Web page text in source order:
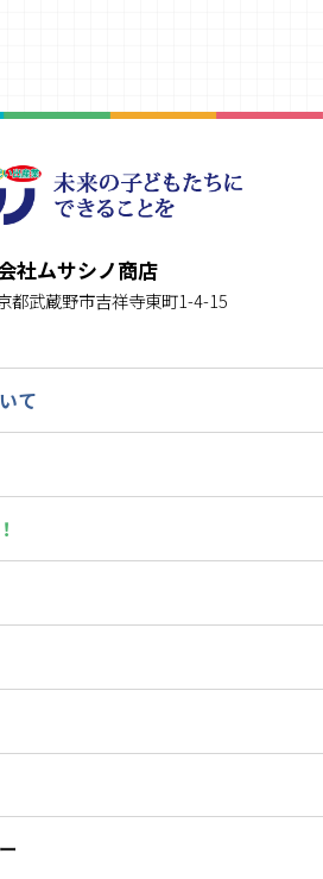
社ムサシノ商店
都武蔵野市吉祥寺東町1-4-15
て